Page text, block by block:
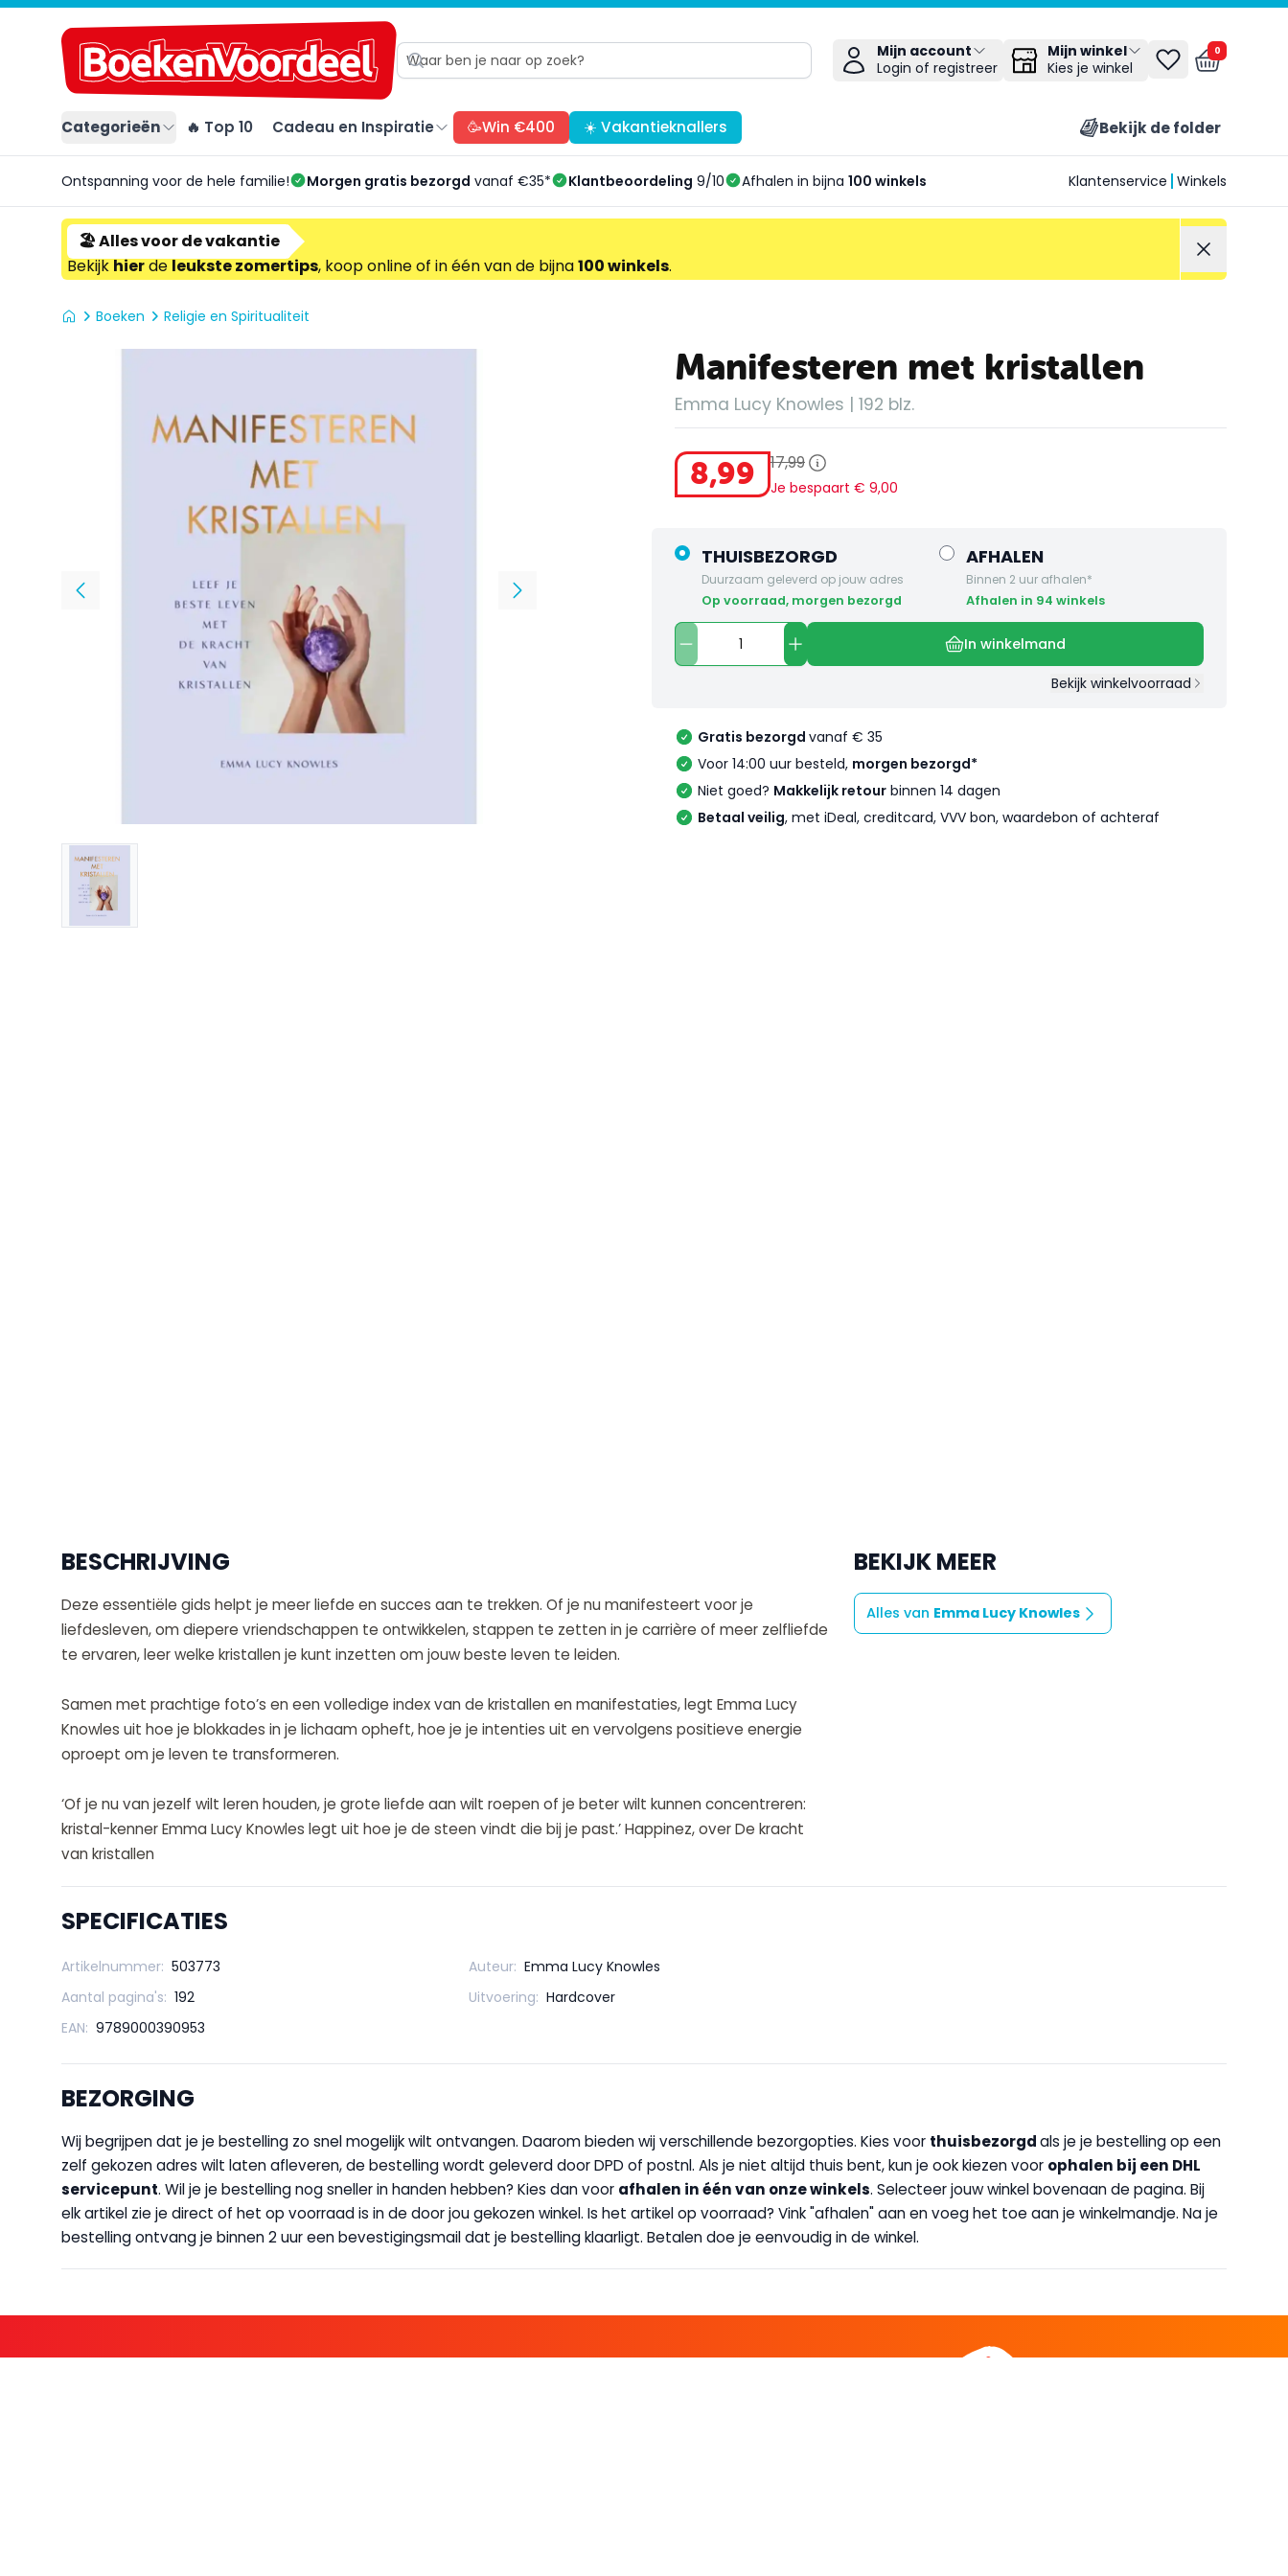
Mijn account
Login of registreer
Mijn winkel
Kies je winkel
0
Categorieën 🔥 Top 10 Cadeau en Inspiratie 🥳Win €400 ☀️ Vakantieknallers Bekijk de folder
Ontspanning voor de hele familie! Morgen gratis bezorgd vanaf €35* Klantbeoordeling 9/10 Afhalen in bijna 100 winkels Klantenservice Winkels
🏖️ Alles voor de vakantie
Bekijkhierdeleukste zomertips, koop online of in één van de bijna100 winkels.
Boeken Religie en Spiritualiteit
Manifesteren met kristallen
Emma Lucy Knowles | 192 blz.
8,99 17,99
Je bespaart € 9,00
THUISBEZORGD
Duurzaam geleverd op jouw adres
op voorraad, morgen bezorgd
AFHALEN
Binnen 2 uur afhalen*
Afhalen in 94 winkels
In winkelmand
Bekijk winkelvoorraad
Gratis bezorgd vanaf € 35
Voor 14:00 uur besteld, morgen bezorgd*
Niet goed? Makkelijk retour binnen 14 dagen
Betaal veilig, met iDeal, creditcard, VVV bon, waardebon of achteraf
BEKIJK MEER
Alles van Emma Lucy Knowles
BESCHRIJVING
Deze essentiële gids helpt je meer liefde en succes aan te trekken. Of je nu manifesteert voor je
liefdesleven, om diepere vriendschappen te ontwikkelen, stappen te zetten in je carrière of meer zelfliefde
te ervaren, leer welke kristallen je kunt inzetten om jouw beste leven te leiden.
Samen met prachtige foto’s en een volledige index van de kristallen en manifestaties, legt Emma Lucy
Knowles uit hoe je blokkades in je lichaam opheft, hoe je je intenties uit en vervolgens positieve energie
oproept om je leven te transformeren.
‘Of je nu van jezelf wilt leren houden, je grote liefde aan wilt roepen of je beter wilt kunnen concentreren:
kristal-kenner Emma Lucy Knowles legt uit hoe je de steen vindt die bij je past.’ Happinez, over De kracht
van kristallen
SPECIFICATIES
Artikelnummer: 503773 Auteur: Emma Lucy Knowles
Aantal pagina's: 192 Uitvoering: Hardcover
EAN: 9789000390953
BEZORGING
Wij begrijpen dat je je bestelling zo snel mogelijk wilt ontvangen. Daarom bieden wij verschillende bezorgopties. Kies voor thuisbezorgdals je je bestelling op een
zelf gekozen adres wilt laten afleveren, de bestelling wordt geleverd door DPD of postnl. Als je niet altijd thuis bent, kun je ook kiezen voor ophalen bij een DHL
servicepunt. Wil je je bestelling nog sneller in handen hebben? Kies dan voor afhalen in één van onze winkels. Selecteer jouw winkel bovenaan de pagina. Bij
elk artikel zie je direct of het op voorraad is in de door jou gekozen winkel. Is het artikel op voorraad? Vink "afhalen" aan en voeg het toe aan je winkelmandje. Na je
bestelling ontvang je binnen 2 uur een bevestigingsmail dat je bestelling klaarligt. Betalen doe je eenvoudig in de winkel.